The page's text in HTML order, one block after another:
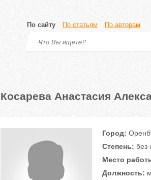
По сайту По статьям По авторам
Косарева Анастасия
Город:
Степень: без
Место
Должность: